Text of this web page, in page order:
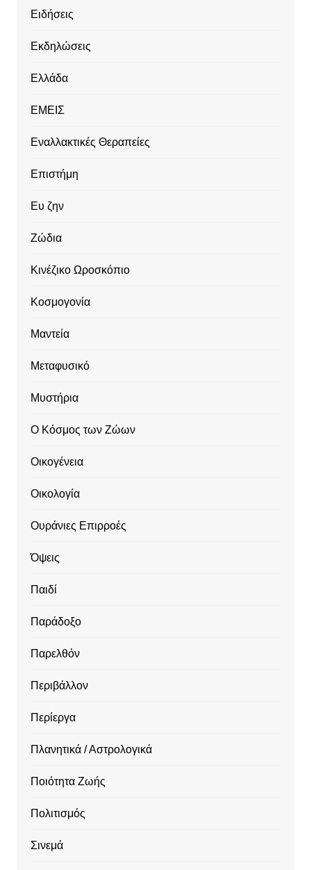
Ειδήσεις
Εκδηλώσεις
Ελλάδα
ΕΜΕΙΣ
Εναλλακτικές Θεραπείες
Επιστήμη
Ευ ζην
Ζώδια
Κινέζικο Ωροσκόπιο
Κοσμογονία
Μαντεία
Μεταφυσικό
Μυστήρια
Ο Κόσμος των Ζώων
Οικογένεια
Οικολογία
Ουράνιες Επιρροές
Όψεις
Παιδί
Παράδοξο
Παρελθόν
Περιβάλλον
Περίεργα
Πλανητικά / Αστρολογικά
Ποιότητα Ζωής
Πολιτισμός
Σινεμά